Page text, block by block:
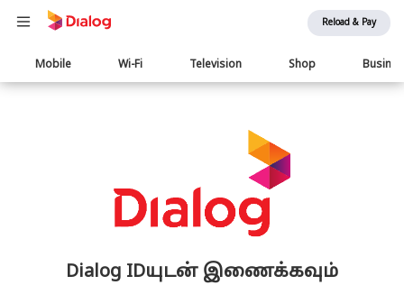
Reload & Pay
Main
navigation
Mobile Wi-Fi Television Shop
Dialog IDயுடன் இணைக்கவும்